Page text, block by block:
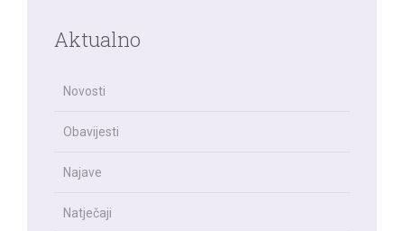
Aktualno
Novosti
Obavijesti
Najave
Natječaji